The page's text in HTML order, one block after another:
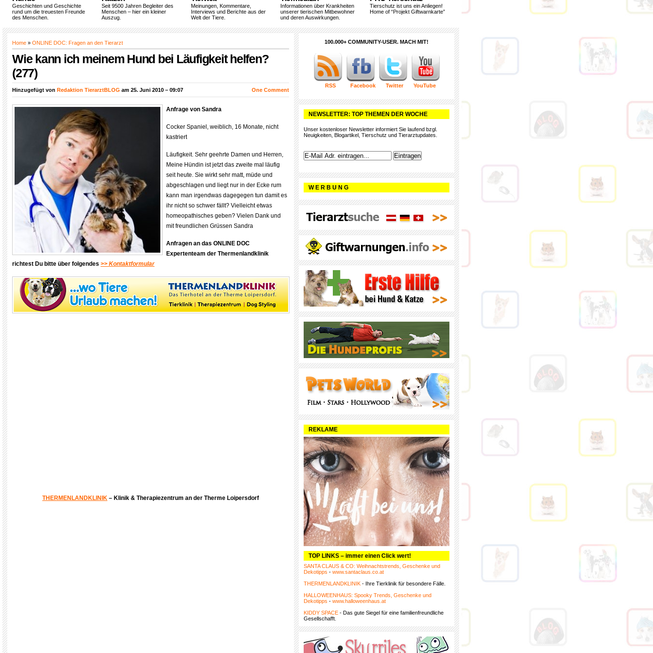
Geschichten und Geschichte
rund um die treuesten Freunde
des Menschen.
Seit 9500 Jahren Begleiter des
Menschen – hier ein kleiner
Auszug.
Meinungen, Kommentare,
Interviews und Berichte aus der
Welt der Tiere.
Informationen über Krankheiten
unserer tierischen Mitbewohner
und deren Auswirkungen.
Tierschutz ist uns ein Anliegen!
Home of “Projekt Giftwarnkarte”
Home » ONLINE DOC: Fragen an den Tierarzt
Wie kann ich meinem Hund bei Läufigkeit helfen?
(277)
Hinzugefügt von Redaktion TierarztBLOG am 25. Juni 2010 – 09:07 One Comment
Anfrage von Sandra
Cocker Spaniel, weiblich, 16 Monate, nicht
kastriert
Läufigkeit. Sehr geehrte Damen und Herren,
Meine Hündin ist jetzt das zweite mal läufig
seit heute. Sie wirkt sehr matt, müde und
abgeschlagen und liegt nur in der Ecke rum
kann man irgendwas dagegegen tun damit es
ihr nicht so schwer fällt? Vielleicht etwas
homeopathisches geben? Vielen Dank und
mit freundlichen Grüssen Sandra
Anfragen an das ONLINE DOC
Expertenteam der Thermenlandklinik
richtest Du bitte über folgendes >> Kontaktformular
THERMENLANDKLINIK – Klinik & Therapiezentrum an der Therme Loipersdorf
100.000+ COMMUNITY-USER. MACH MIT!
RSS Facebook Twitter YouTube
NEWSLETTER: TOP THEMEN DER WOCHE
Unser kostenloser Newsletter informiert Sie laufend bzgl.
Neuigkeiten, Blogartikel, Tierschutz und Tierarztupdates.
W E R B U N G
REKLAME
TOP LINKS – immer einen Click wert!
SANTA CLAUS & CO: Weihnachtstrends, Geschenke und
Dekotipps - www.santaclaus.co.at
THERMENLANDKLINIK - Ihre Tierklinik für besondere Fälle.
HALLOWEENHAUS: Spooky Trends, Geschenke und
Dekotipps - www.halloweenhaus.at
KIDDY SPACE - Das gute Siegel für eine familienfreundliche
Gesellschafft.